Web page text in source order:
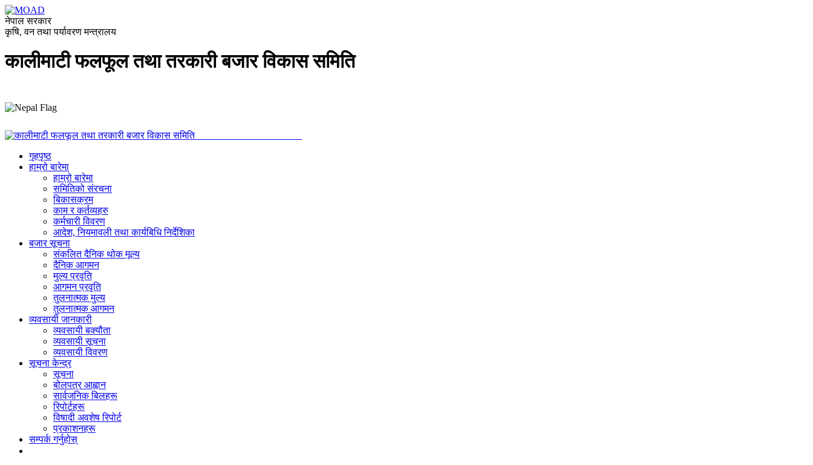
नेपाल सरकार
कृषि, वन तथा पर्यावरण मन्त्रालय
कालीमाटी फलफूल तथा तरकारी बजार विकास समिति
गृहपृष्ठ
हाम्रो बारेमा
हाम्रो बारेमा
समितिको संरचना
बिकासक्रम
काम र कर्तव्यहरु
कर्मचारी विवरण
आदेश, नियमावली तथा कार्यबिधि निर्देशिका
बजार सूचना
संकलित दैनिक थोक मूल्य
दैनिक आगमन
मुल्य प्रवृति
आगमन प्रवृति
तुलनात्मक मुल्य
तुलनात्मक आगमन
व्यवसायी जानकारी
व्यवसायी बक्यौता
व्यवसायी सूचना
व्यवसायी विवरण
सूचना केन्द्र
सूचना
बोलपत्र आह्वान
सार्वजनिक बिलहरू
रिपोर्टहरू
विषादी अवशेष रिपोर्ट
प्रकाशनहरू
सम्पर्क गर्नुहोस्